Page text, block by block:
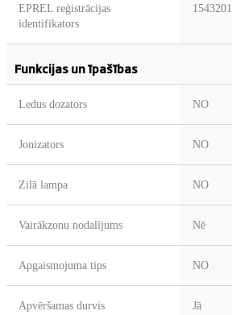
EPREL reģistrācijas
identifikators
1543201
Funkcijas un īpašības
Ledus dozators NO
Jonizators NO
Zilā lampa NO
Vairākzonu nodalījums Nē
Apgaismojuma tips NO
Apvēršamas durvis Jā